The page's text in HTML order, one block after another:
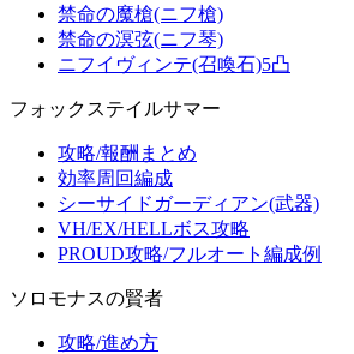
禁命の魔槍(ニフ槍)
禁命の溟弦(ニフ琴)
ニフイヴィンテ(召喚石)5凸
フォックステイルサマー
攻略/報酬まとめ
効率周回編成
シーサイドガーディアン(武器)
VH/EX/HELLボス攻略
PROUD攻略/フルオート編成例
ソロモナスの賢者
攻略/進め方